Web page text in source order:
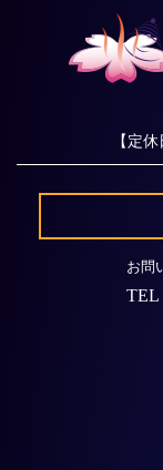
【定
お問
TEL